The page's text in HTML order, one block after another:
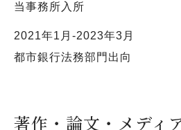
当事務所入所
2021年1月-2023年3月
都市銀行法務部門出向
著作・論文・メディ